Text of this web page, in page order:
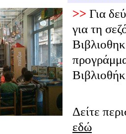
>> Για
για τη
Δείτε
εδώ